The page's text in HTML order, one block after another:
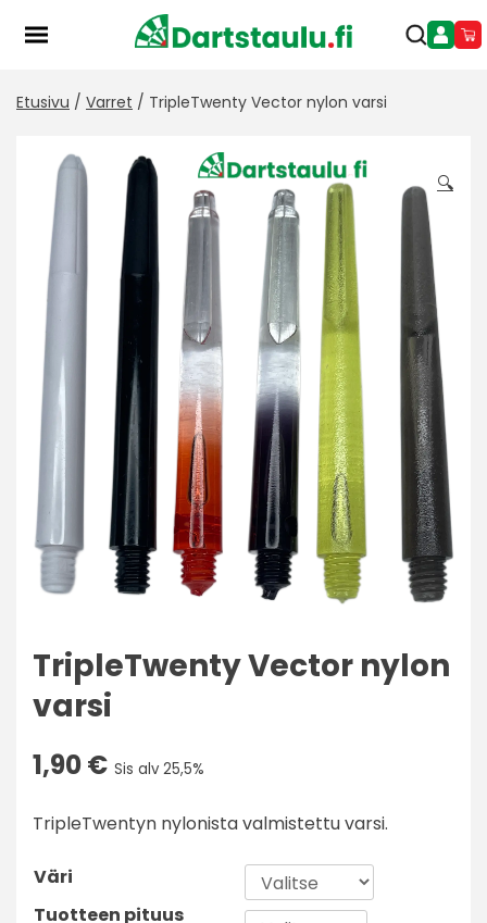
Etusivu / Varret / TripleTwenty Vector nylon varsi
🔍
TripleTwenty Vector nylon
varsi
1,90€ Sis alv 25,5%
TripleTwentyn nylonista valmistettu varsi.
Väri
Tuotteen pituus